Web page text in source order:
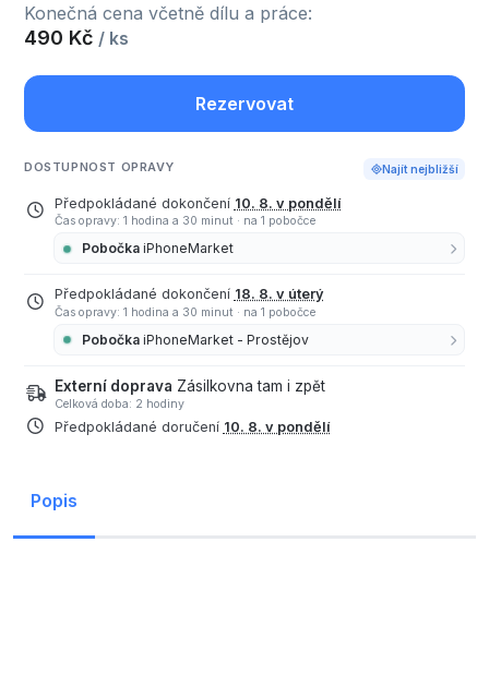
Konečná cena včetně dílu a práce:
490 Kč / ks
Rezervovat
DOSTUPNOST OPRAVY Najít nejbližší
Předpokládané dokončení 10. 8. v pondělí
Čas opravy: 1 hodina a 30 minut · na 1 pobočce
Pobočka iPhoneMarket
Předpokládané dokončení 18. 8. v úterý
Čas opravy: 1 hodina a 30 minut · na 1 pobočce
Pobočka iPhoneMarket - Prostějov
Externí doprava Zásilkovna tam i zpět
Celková doba: 2 hodiny
Předpokládané doručení 10. 8. v pondělí
Popis